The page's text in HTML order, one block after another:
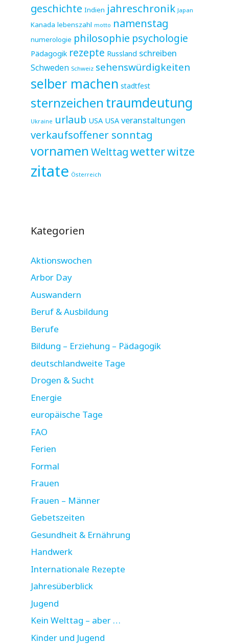
geschichte Indien jahreschronik Japan
Kanada lebenszahl motto namenstag
numerologie philosophie psychologie
Pädagogik rezepte Russland schreiben
Schweden Schweiz sehenswürdigkeiten
selber machen stadtfest
sternzeichen traumdeutung
Ukraine urlaub USA USA veranstaltungen
verkaufsoffener sonntag
vornamen Welttagwetterwitze
zitate Österreich
Kategorien
Aktionswochen
Arbor Day
Auswandern
Beruf & Ausbildung
Berufe
Bildung – Erziehung – Pädagogik
deutschlandweite Tage
Drogen & Sucht
Energie
europäische Tage
FAO
Ferien
Formal
Frauen
Frauen – Männer
Gebetszeiten
Gesundheit & Ernährung
Handwerk
Internationale Rezepte
Jahresüberblick
Jugend
Kein Welttag – aber …
Kinder und Jugend